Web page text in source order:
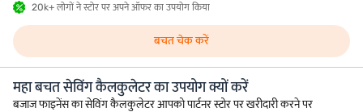
20k+ लोगों ने स्टोर पर अपने ऑफर का उपयोग किया
बचत चेक करें
महा बचत सेविंग कैलकुलेटर का उपयोग क्यों करें
बजाज फाइनेंस का सेविंग कैलकुलेटर आपको पार्टनर स्टोर पर खरीदारी करने पर